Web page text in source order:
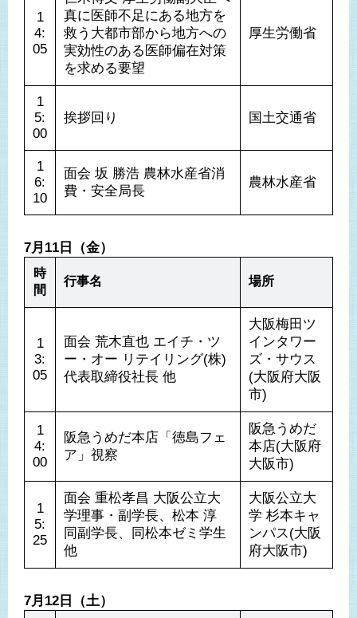
1
4:
05
真に医師不足にある地方を
救う大都市部から地方への
実効性のある医師偏在対策
を求める要望
厚生労働省
1
5:
00
挨拶回り 国土交通省
1
6:
10
面会 坂 勝浩 農林水産省消
費・安全局長
農林水産省
7月11日（金）
時
間
行事名 場所
1
3:
05
面会 荒木直也 エイチ・ツ
ー・オー リテイリング(株)
代表取締役社長 他
大阪梅田ツ
インタワー
ズ・サウス
(大阪府大阪
市)
1
4:
00
阪急うめだ本店「徳島フェ
ア」視察
阪急うめだ
本店(大阪府
大阪市)
1
5:
25
面会 重松孝昌 大阪公立大
学理事・副学長、松本 淳
同副学長、同松本ゼミ学生
他
大阪公立大
学 杉本キャ
ンパス(大阪
府大阪市)
7月12日（土）